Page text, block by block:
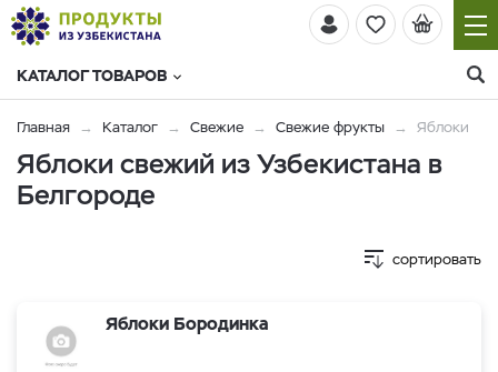
КАТАЛОГ ТОВАРОВ
Главная Каталог Свежие Свежие фрукты Яблоки
Яблоки свежий из Узбекистана в
Белгороде
сортировать
Яблоки Бородинка